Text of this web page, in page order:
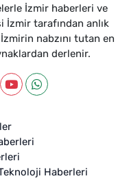
İzmir haberleri ve
İzmir tarafından anlık
nabzını tutan en
derlenir.
Haberleri